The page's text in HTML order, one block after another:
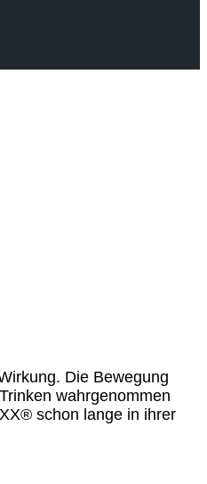
Die Bewegung
wahrgenommen
schon lange in ihrer